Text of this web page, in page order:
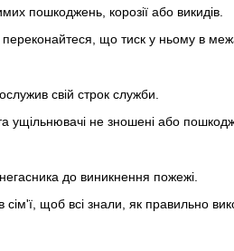
пошкоджень, корозії або викидів.
переконайтеся, що тиск у ньому в
свій строк служби.
ущільнювачі не зношені або
до виникнення пожежі.
щоб всі знали, як правильно